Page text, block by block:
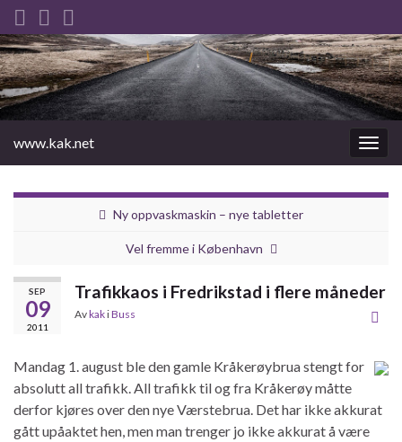
Slåu
av/på
www.kak.net
Ny oppvaskmaskin – nye tabletter
Vel fremme i København
SEP
09
2011
Trafikkaos i Fredrikstad i flere måneder
AvkakiBuss
Mandag 1. august ble den gamle Kråkerøybrua stengt for
absolutt all trafikk. All trafikk til og fra Kråkerøy måtte
derfor kjøres over den nye Værstebrua. Det har ikke akkurat
gått upåaktet hen, men man trenger jo ikke akkurat å være